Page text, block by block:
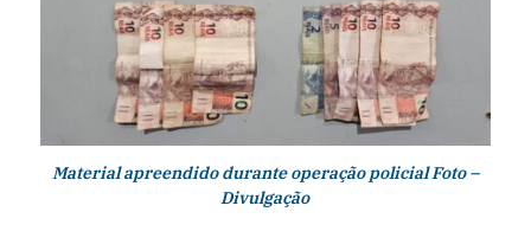
Material apreendido durante operação policial Foto –
Divulgação